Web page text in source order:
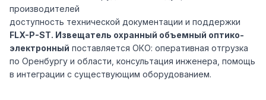
производителей
доступность технической документации и поддержки
FLX-P-ST. Извещатель охранный объемный оптико-
электронный поставляется ОКО: оперативная отгрузка
по Оренбургу и области, консультация инженера, помощь
в интеграции с существующим оборудованием.